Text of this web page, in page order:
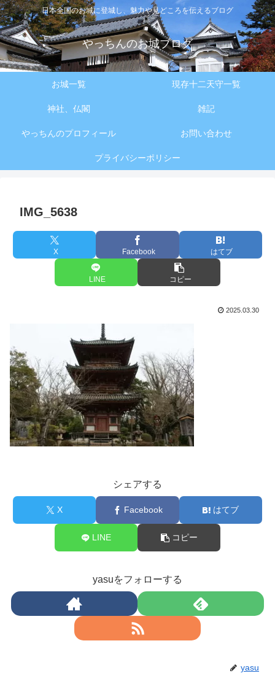
日本全国のお城に登城し、魅力や見どころを伝えるブログ
やっちんのお城ブログ
お城一覧 現存十二天守一覧
神社、仏閣 雑記
やっちんのプロフィール お問い合わせ
プライバシーポリシー
IMG_5638
X Facebook はてブ
LINE コピー
2025.03.30
シェアする
X Facebook はてブ
LINE コピー
yasuをフォローする
yasu